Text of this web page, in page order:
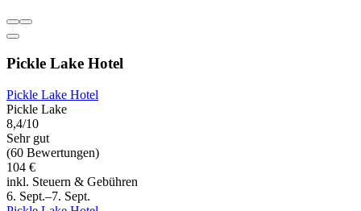
Pickle Lake Hotel
Pickle Lake Hotel
Pickle Lake
8,4/10
Sehr gut
(60 Bewertungen)
104 €
inkl. Steuern & Gebühren
6. Sept.–7. Sept.